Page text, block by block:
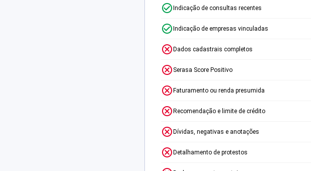
Indicação de consultas recentes
Indicação de empresas vinculadas
Dados cadastrais completos
Serasa Score Positivo
Faturamento ou renda presumida
Recomendação e limite de crédito
Dívidas, negativas e anotações
Detalhamento de protestos